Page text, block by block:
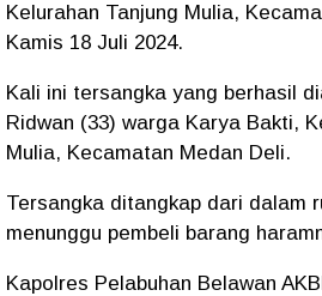
Kelurahan Tanjung Mulia,
Kamis 18 Juli 2024.
Kali ini tersangka yang berhasil
Ridwan (33) warga Karya Bakti,
Mulia, Kecamatan Medan Deli.
Tersangka ditangkap dari dalam
menunggu pembeli barang
Kapolres Pelabuhan Belawan